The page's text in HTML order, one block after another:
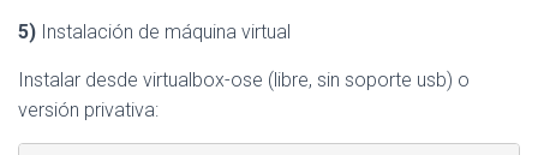
5) Instalación de máquina virtual
Instalar desde virtualbox-ose (libre, sin soporte usb) o
versión privativa: